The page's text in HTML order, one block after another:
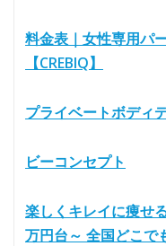
料金表｜女性専用パ
【CREBIQ】
プライベートボディ
ビーコンセプト
楽しくキレイに痩せ
万円台～ 全国どこで